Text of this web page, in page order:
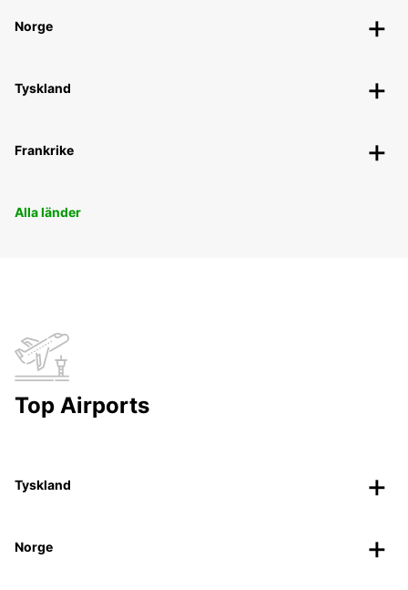
Norge
Tyskland
Frankrike
Alla länder
Top Airports
Tyskland
Norge